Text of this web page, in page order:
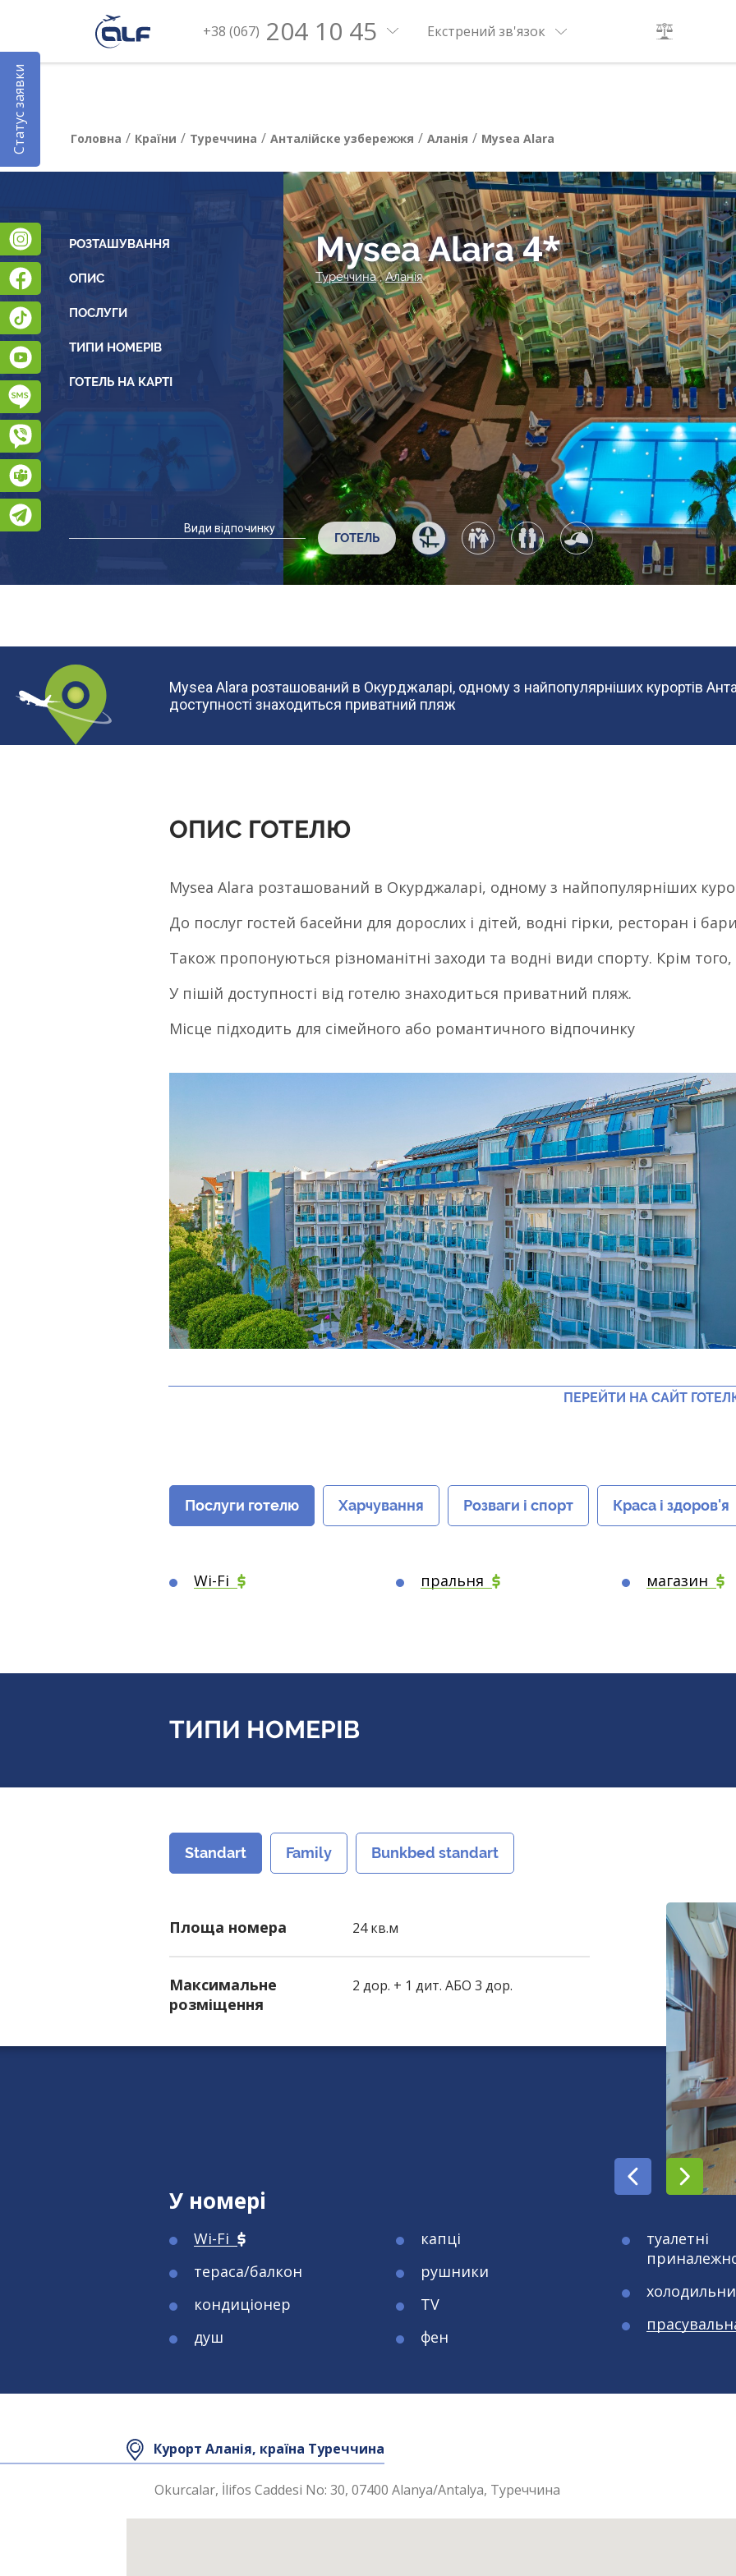
+38 (067) 204 10 45 Екстрений зв'язок
Статус заявки
Instagram
Facebook
TikTok
YouTube
Teams
Головна / Країни / Туреччина / Анталійске узбережжя / Аланія / Mysea Alara
РОЗТАШУВАННЯ
ОПИС
ПОСЛУГИ
ТИПИ НОМЕРІВ
ГОТЕЛЬ НА КАРТІ
Mysea Alara 4*
Туреччина,Аланія
Види відпочинку
ГОТЕЛЬ
Mysea Alara розташований в Окурджаларі, одному з найпопулярніших курортів
доступності знаходиться приватний пляж
ОПИС ГОТЕЛЮ
Mysea Alara розташований в Окурджаларі, одному з найпопулярніших
До послуг гостей басейни для дорослих і дітей, водні гірки, ресторан і
Також пропонуються різноманітні заходи та водні види спорту. Крім того,
У пішій доступності від готелю знаходиться приватний пляж.
Місце підходить для сімейного або романтичного відпочинку
ПЕРЕЙТИ НА САЙТ
Послуги готелю Харчування Розваги і спорт Краса і здоров'я
Wi-Fi пральня магазин
ТИПИ НОМЕРІВ
Standart Family Bunkbed standart
Площа номера 24 кв.м
Максимальне
розміщення
2 дор. + 1 дит. АБО 3 дор.
У номері
Wi-Fi
тераса/балкон
кондиціонер
душ
капці
рушники
TV
фен
туалетні
Площа номера
Максимальне
розміщення
2 дор. + 1 дит. АБО 3 дор.
Площа номера
Максимальне
розміщення
2 дор. + 1 дит. АБО 3 дор.
Курорт Аланія, країна Туреччина
Okurcalar, İlifos Caddesi No: 30, 07400 Alanya/Antalya, Туреччина